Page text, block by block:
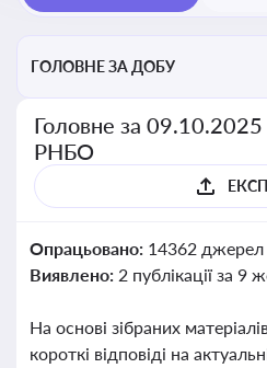
ГОЛОВНЕ ЗА ДОБУ
Головне за 09.10.2025
РНБО
Опрацьовано: 14362 джерел
Виявлено: 2 публікації за 9
На основі зібраних
короткі відповіді на